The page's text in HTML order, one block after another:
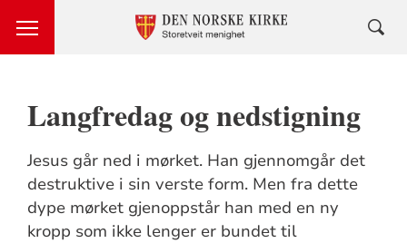
Langfredag og nedstigning
Jesus går ned i mørket. Han gjennomgår det
destruktive i sin verste form. Men fra dette
dype mørket gjenoppstår han med en ny
kropp som ikke lenger er bundet til